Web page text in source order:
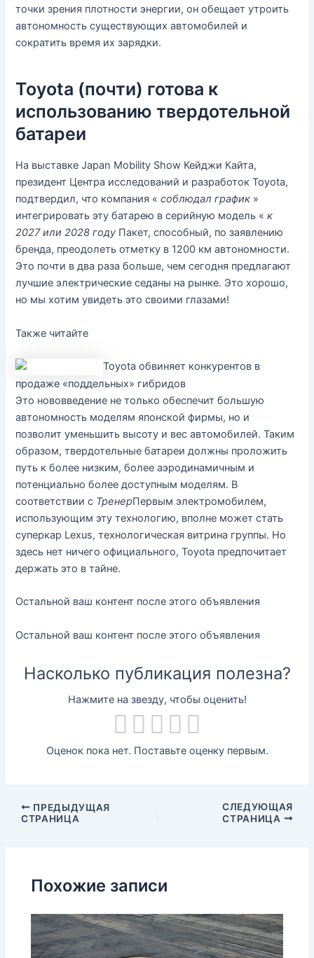
точки зрения плотности энергии, он обещает утроить
автономность существующих автомобилей и
сократить время их зарядки.
Toyota (почти) готова к
использованию твердотельной
батареи
На выставке Japan Mobility Show Кейджи Кайта,
президент Центра исследований и разработок Toyota,
подтвердил, что компания «соблюдал график »
интегрировать эту батарею в серийную модель «к
2027 или 2028 году Пакет, способный, по заявлению
бренда, преодолеть отметку в 1200 км автономности.
Это почти в два раза больше, чем сегодня предлагают
лучшие электрические седаны на рынке. Это хорошо,
но мы хотим увидеть это своими глазами!
Также читайте
Toyota обвиняет конкурентов в
продаже «поддельных» гибридов
Это нововведение не только обеспечит большую
автономность моделям японской фирмы, но и
позволит уменьшить высоту и вес автомобилей. Таким
образом, твердотельные батареи должны проложить
путь к более низким, более аэродинамичным и
потенциально более доступным моделям. В
соответствии с ТренерПервым электромобилем,
использующим эту технологию, вполне может стать
суперкар Lexus, технологическая витрина группы. Но
здесь нет ничего официального, Toyota предпочитает
держать это в тайне.
Остальной ваш контент после этого объявления
Остальной ваш контент после этого объявления
Насколько публикация полезна?
Нажмите на звезду, чтобы оценить!
Оценок пока нет. Поставьте оценку первым.
ПРЕДЫДУЩАЯ
СТРАНИЦА
СЛЕДУЮЩАЯ
СТРАНИЦА
Похожие записи